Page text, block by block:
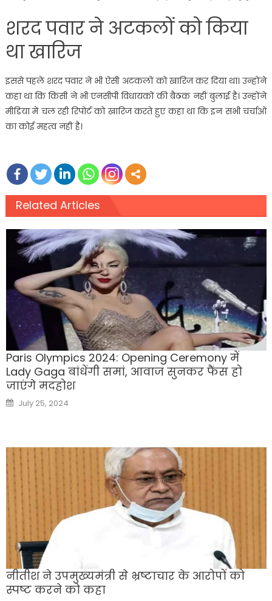
शरद पवार ने अटकलों को किया
था खारिज
इससे पहले शरद पवार ने भी ऐसी अटकलों को खारिज कर दिया था। उन्होंने
कहा था कि किसी ने भी एनसीपी विधायकों की बैठक नहीं बुलाई है। उन्होंने
मीडिया में चल रही रिपोर्ट को खारिज करते हुए कहा था कि इन सभी चर्चाओं
का कोई महत्व नहीं है।
Related Articles
Paris Olympics 2024: Opening Ceremony में
Lady Gaga बांधेंगी समां, आवाज सुनकर फैंस हो
जाएंगे मदहोश
Posted
on
July 25, 2024
नीतीश ने उपमुख्यमंत्री से भ्रष्टाचार के आरोपों को
स्पष्ट करने को कहा